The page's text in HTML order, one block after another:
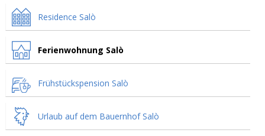
Residence Salò
Ferienwohnung Salò
Frühstückspension Salò
Urlaub auf dem Bauernhof Salò